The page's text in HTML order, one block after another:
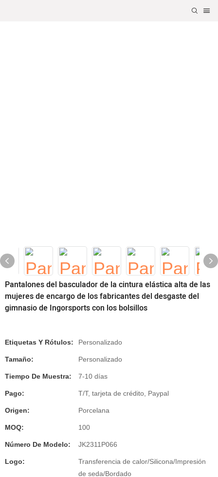
Pantalones del basculador de la cintura elástica alta de las
mujeres de encargo de los fabricantes del desgaste del
gimnasio de Ingorsports con los bolsillos
Etiquetas Y Rótulos: Personalizado
Tamaño: Personalizado
Tiempo De Muestra: 7-10 días
Pago: T/T, tarjeta de crédito, Paypal
Origen: Porcelana
MOQ: 100
Número De Modelo: JK2311P066
Logo:
Transferencia de calor/Silicona/Impresión
de seda/Bordado